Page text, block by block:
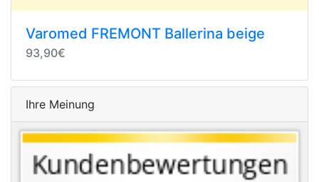
Varomed FREMONT Ballerina beige
93,90€
Ihre Meinung